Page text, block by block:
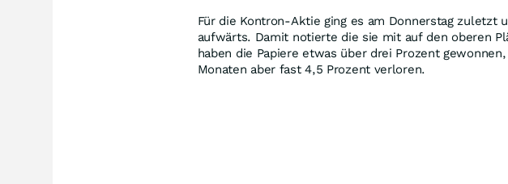
Für die Kontron-Aktie ging es am Donnerstag zuletzt
aufwärts. Damit notierte die sie mit auf den oberen
haben die Papiere etwas über drei Prozent
Monaten aber fast 4,5 Prozent verloren.